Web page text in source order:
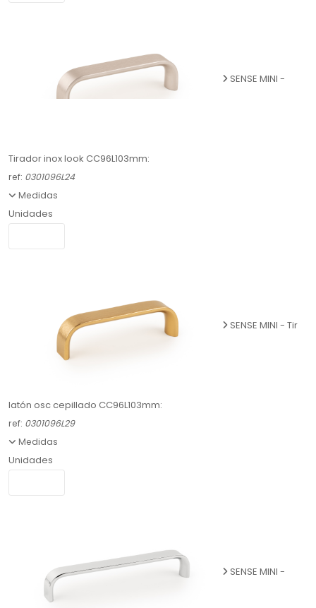
SENSE MINI -
Tirador inox look CC96L103mm:
ref: 0301096L24
Medidas
Unidades
SENSE MINI - Tir
latón osc cepillado CC96L103mm:
ref: 0301096L29
Medidas
Unidades
SENSE MINI -